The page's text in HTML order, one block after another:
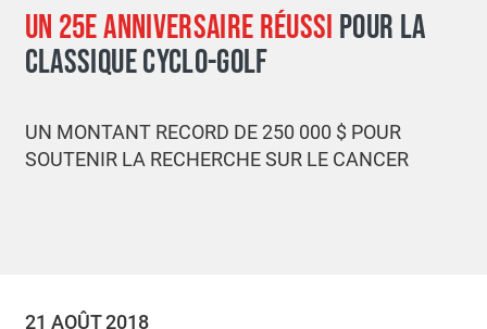
UN 25E ANNIVERSAIRE RÉUSSI POUR LA
CLASSIQUE CYCLO-GOLF
UN MONTANT RECORD DE 250 000 $ POUR
SOUTENIR LA RECHERCHE SUR LE CANCER
21 AOÛT 2018